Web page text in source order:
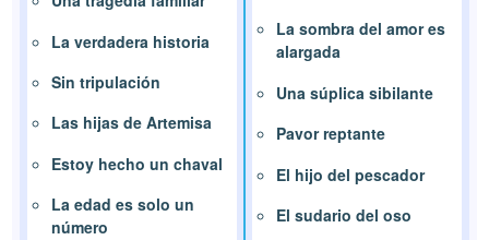
La verdadera historia
Sin tripulación
Las hijas de Artemisa
Estoy hecho un chaval
La edad es solo un
número
La sombra del amor es
alargada
Una súplica sibilante
Pavor reptante
El hijo del pescador
El sudario del oso